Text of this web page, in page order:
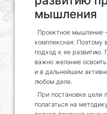
мышления
Проектное мышление
комплексная. Поэтому
подход к ее развитию.
важно желание
и в дальнейшем
любом деле.
При постановке цели
полагаться на